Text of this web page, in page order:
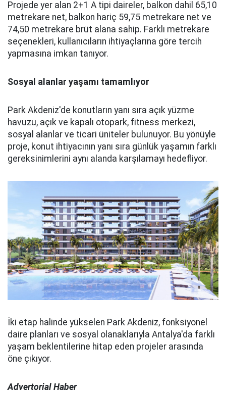
Projede yer alan 2+1 A tipi daireler, balkon dahil 65,10
metrekare net, balkon hariç 59,75 metrekare net ve
74,50 metrekare brüt alana sahip. Farklı metrekare
seçenekleri, kullanıcıların ihtiyaçlarına göre tercih
yapmasına imkan tanıyor.
Sosyal alanlar yaşamı tamamlıyor
Park Akdeniz'de konutların yanı sıra açık yüzme
havuzu, açık ve kapalı otopark, fitness merkezi,
sosyal alanlar ve ticari üniteler bulunuyor. Bu yönüyle
proje, konut ihtiyacının yanı sıra günlük yaşamın farklı
gereksinimlerini aynı alanda karşılamayı hedefliyor.
İki etap halinde yükselen Park Akdeniz, fonksiyonel
daire planları ve sosyal olanaklarıyla Antalya'da farklı
yaşam beklentilerine hitap eden projeler arasında
öne çıkıyor.
Advertorial Haber